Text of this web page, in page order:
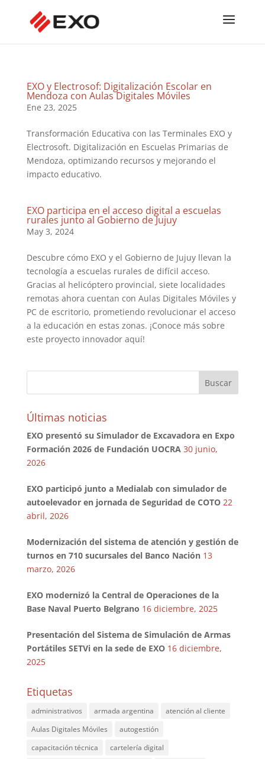
EXO y Electrosof: Digitalización Escolar en
Mendoza con Aulas Digitales Móviles
Ene 23, 2025
Transformación Educativa con las Terminales EXO y
Electrosoft. Digitalización en Escuelas Primarias de
Mendoza, optimizando recursos y mejorando el
impacto educativo.
EXO participa en el acceso digital a escuelas
rurales junto al Gobierno de Jujuy
May 3, 2024
Descubre cómo EXO y el Gobierno de Jujuy llevan la
tecnología a escuelas rurales de difícil acceso.
Gracias al helicóptero provincial, siete localidades
remotas ahora cuentan con Aulas Digitales Móviles y
PC de escritorio, prometiendo revolucionar el acceso
a la educación en estas zonas. ¡Conoce más sobre
este proyecto innovador aquí!
Últimas noticias
EXO presentó su Simulador de Excavadora en Expo
Formación 2026 de Fundación UOCRA 30 junio,
2026
EXO participó junto a Medialab con simulador de
autoelevador en jornada de Seguridad de COTO 22
abril, 2026
Modernización del sistema de atención y gestión de
turnos en 710 sucursales del Banco Nación 13
marzo, 2026
EXO modernizó la Central de Operaciones de la
Base Naval Puerto Belgrano 16 diciembre, 2025
Presentación del Sistema de Simulación de Armas
Portátiles SETVi en la sede de EXO 16 diciembre,
2025
Etiquetas
administrativos armada argentina
atención al cliente
Aulas Digitales Móviles
autogestión
capacitación técnica
cartelería digital